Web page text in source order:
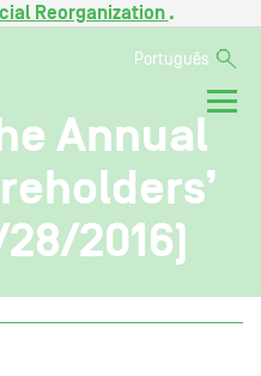
Reorganization .
Português
Annual
2016)